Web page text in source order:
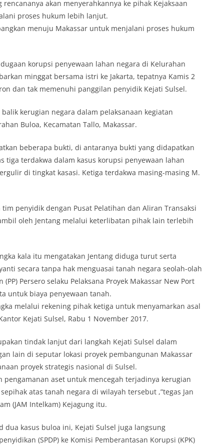
akan menyerahkannya ke pihak Kejaksaan
proses hukum lebih lanjut.
menuju Makassar untuk menjalani proses hukum
korupsi penyewaan lahan negara di Kelurahan
minggat bersama istri ke Jakarta, tepatnya Kamis 2
dan tak memenuhi panggilan penyidik Kejati Sulsel.
kerugian negara dalam pelaksanaan kegiatan
Buloa, Kecamatan Tallo, Makassar.
beberapa bukti, di antaranya bukti yang didapatkan
tiga terdakwa dalam kasus korupsi penyewaan lahan
di tingkat kasasi. Ketiga terdakwa masing-masing M.
penyidik dengan Pusat Pelatihan dan Aliran Transaksi
oleh Jentang melalui keterlibatan pihak lain terlebih
kala itu mengatakan Jentang diduga turut serta
secara tanpa hak menguasai tanah negara seolah-olah
Persero selaku Pelaksana Proyek Makassar New Port
untuk biaya penyewaan tanah.
melalui rekening pihak ketiga untuk menyamarkan asal
Kejati Sulsel, Rabu 1 November 2017.
tindak lanjut dari langkah Kejati Sulsel dalam
lain di seputar lokasi proyek pembangunan Makassar
proyek strategis nasional di Sulsel.
pengamanan aset untuk mencegah terjadinya kerugian
atas tanah negara di wilayah tersebut ,”tegas Jan
(JAM Intelkam) Kejagung itu.
kasus buloa ini, Kejati Sulsel juga langsung
(SPDP) ke Komisi Pemberantasan Korupsi (KPK)